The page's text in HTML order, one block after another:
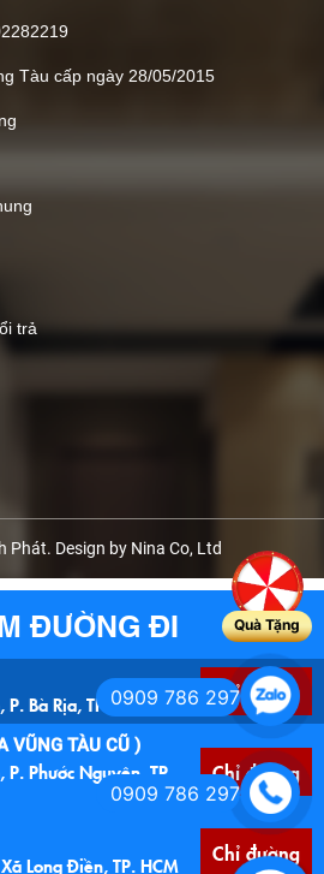
Tàu cấp ngày 28/05/2015
trả
Design by Nina Co, Ltd
ĐƯỜNG ĐI
Bà Rịa, TP. HCM Chỉ đường
VŨNG TÀU CŨ )
Phước Nguyên, TP.
Chỉ đường
Long Điền, TP. HCM Chỉ đường
Quà Tặng
0909 786 297
0909 786 297